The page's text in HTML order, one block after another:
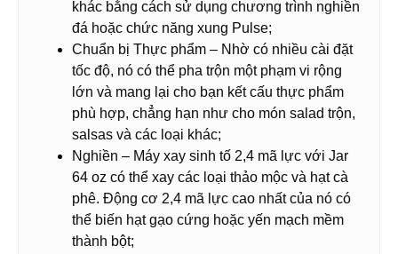
khác bằng cách sử dụng chương trình nghiền
đá hoặc chức năng xung Pulse;
Chuẩn bị Thực phẩm – Nhờ có nhiều cài đặt
tốc độ, nó có thể pha trộn một phạm vi rộng
lớn và mang lại cho bạn kết cấu thực phẩm
phù hợp, chẳng hạn như cho món salad trộn,
salsas và các loại khác;
Nghiền – Máy xay sinh tố 2,4 mã lực với Jar
64 oz có thể xay các loại thảo mộc và hạt cà
phê. Động cơ 2,4 mã lực cao nhất của nó có
thể biến hạt gạo cứng hoặc yến mạch mềm
thành bột;